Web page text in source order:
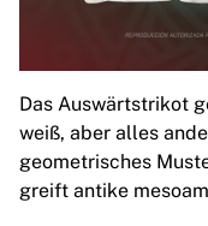
ASM Clermont
Harlequins
View all Rugby
Cricket
England Cricket
Das Auswärtstrikot
weiß, aber alles
geometrisches
greift antike